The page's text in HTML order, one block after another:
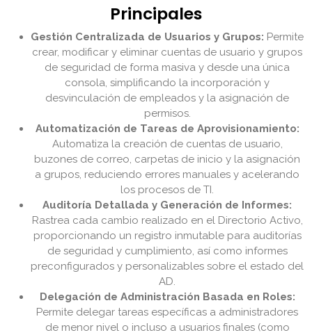
Principales
Gestión Centralizada de Usuarios y Grupos: Permite
crear, modificar y eliminar cuentas de usuario y grupos
de seguridad de forma masiva y desde una única
consola, simplificando la incorporación y
desvinculación de empleados y la asignación de
permisos.
Automatización de Tareas de Aprovisionamiento:
Automatiza la creación de cuentas de usuario,
buzones de correo, carpetas de inicio y la asignación
a grupos, reduciendo errores manuales y acelerando
los procesos de TI.
Auditoría Detallada y Generación de Informes:
Rastrea cada cambio realizado en el Directorio Activo,
proporcionando un registro inmutable para auditorías
de seguridad y cumplimiento, así como informes
preconfigurados y personalizables sobre el estado del
AD.
Delegación de Administración Basada en Roles:
Permite delegar tareas específicas a administradores
de menor nivel o incluso a usuarios finales (como